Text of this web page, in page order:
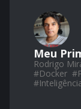
Meu
Rodrigo
#Docker #
#